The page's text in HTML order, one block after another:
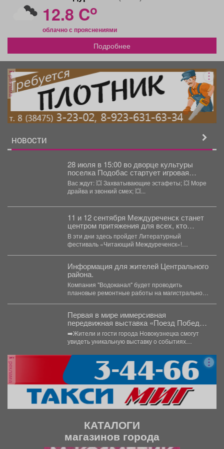
12.8 Co
облачно с прояснениями
Подробнее
реклама
НОВОСТИ
28 июля в 15:00 во дворце культуры
поселка Подобас стартует игровая
программа «Первые во дворе».
Вас ждут: 💥 Захватывающие эстафеты; 💥 Море
драйва и звонкий смех; 💥...
11 и 12 сентября Междуреченск станет
центром притяжения для всех, кто
любит книги и родной язык.
В эти дни здесь пройдет Литературный
фестиваль «Читающий Междуреченск»!
Информация для жителей Центрального
района.
Компания "Водоканал" будет проводить
плановые ремонтные работы на магистральном
Первая в мире иммерсивная
передвижная выставка «Поезд Победы»
прибудет в Кемеровскую область.
➡️Жители и гости города Новокузнецка смогут
увидеть уникальную выставку о событиях
реклама
КАТАЛОГИ
магазинов города